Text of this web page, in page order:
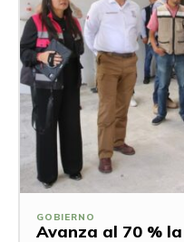
GOBIERNO
Avanza al 70 %